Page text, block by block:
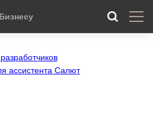
Бизнесу
ассистента Салют